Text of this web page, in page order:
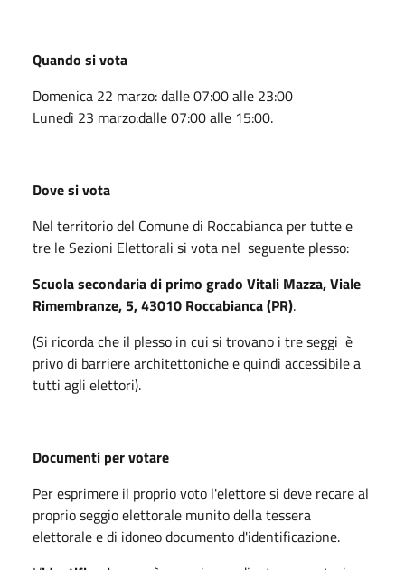
Quando si vota
Domenica 22 marzo: dalle 07:00 alle 23:00
Lunedì 23 marzo:dalle 07:00 alle 15:00.
Dove si vota
Nel territorio del Comune di Roccabianca per tutte e
tre le Sezioni Elettorali si vota nel seguente plesso:
Scuola secondaria di primo grado Vitali Mazza, Viale
Rimembranze, 5, 43010 Roccabianca (PR).
(Si ricorda che il plesso in cui si trovano i tre seggi è
privo di barriere architettoniche e quindi accessibile a
tutti agli elettori).
Documenti per votare
Per esprimere il proprio voto l'elettore si deve recare al
proprio seggio elettorale munito della tessera
elettorale e di idoneo documento d'identificazione.